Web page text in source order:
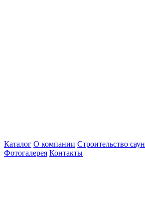
Каталог О компании Строительство саун
Фотогалерея Контакты